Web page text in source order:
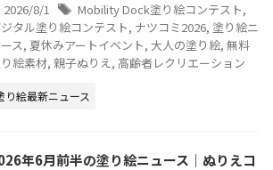
2026/8/1 Mobility Dock塗り絵コンテスト,
タル塗り絵コンテスト, ナツコミ2026, 塗り絵ニ
ス, 夏休みアートイベント, 大人の塗り絵, 無料
絵素材, 親子ぬりえ, 高齢者レクリエーション
り絵最新ニュース
年6月前半の塗り絵ニュース｜ぬりえコ